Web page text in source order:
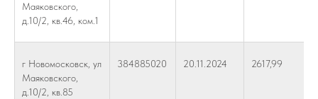
Маяковского,
д.10/2, кв.46, ком.1
г Новомосковск, ул
Маяковского,
д.10/2, кв.85
384885020 20.11.2024 2617,99